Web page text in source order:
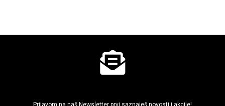
Prijavom na naš Newsletter prvi saznaješ novosti i akcije!